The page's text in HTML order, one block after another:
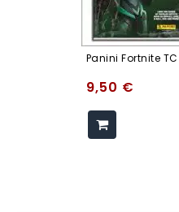
Panini Fortnite
9,50 €